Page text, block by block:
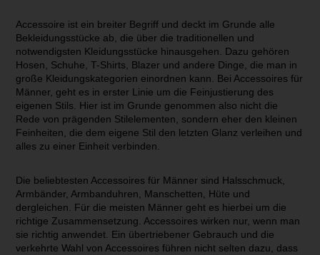
Accessoire ist ein breiter Begriff und deckt im Grunde alle
Bekleidungsstücke ab, die über die traditionellen und
notwendigsten Kleidungsstücke hinausgehen. Dazu gehören
Hosen, Schuhe, T-Shirts, Blazer und andere Dinge, die man in
große Kleidungskategorien einordnen kann. Bei Accessoires für
Männer, geht es in erster Linie um die Feinjustierung des
eigenen Stils. Hier ist im Grunde genommen also nicht die
Rede von prägenden Stilelementen, sondern eher den kleinen
Feinheiten, die dem eigene Stil den letzten Glanz verleihen und
alles zu einer Einheit verbinden.
Die beliebtesten Accessoires für Männer sind Halsschmuck,
Armbänder, Armbanduhren, Manschetten, Hüte und
dergleichen. Für die meisten Männer geht es hierbei um die
richtige Zusammensetzung. Accessoires wirken nur, wenn man
sie richtig anwendet. Ein übertriebener Gebrauch und die
verkehrte Wahl von Accessoires führen nicht selten dazu, dass